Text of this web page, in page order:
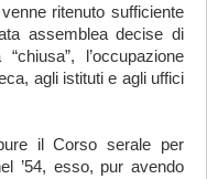
ritenuto sufficiente
assemblea decise di
l’occupazione
agli istituti e agli uffici
il Corso serale per
’54, esso, pur avendo